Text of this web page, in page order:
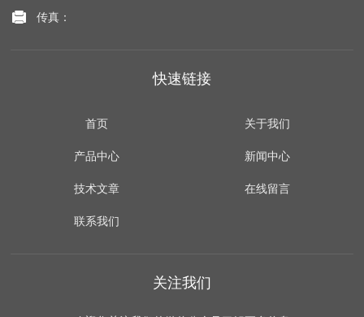
传真：
快速链接
首页 关于我们
产品中心 新闻中心
技术文章 在线留言
联系我们
关注我们